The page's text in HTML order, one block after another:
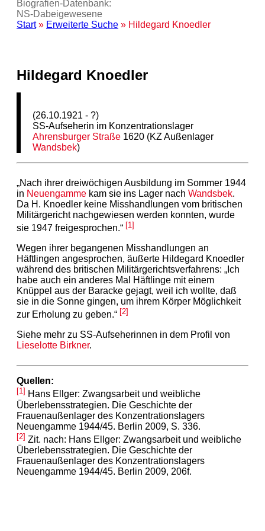
Biografien-Datenbank:
NS‑Dabeigewesene
Start» Erweiterte Suche » Hildegard Knoedler
Hildegard Knoedler
(26.10.1921 - ?)
SS-Aufseherin im Konzentrationslager
Ahrensburger Straße 1620 (KZ Außenlager
Wandsbek)
„Nach ihrer dreiwöchigen Ausbildung im Sommer 1944
in Neuengamme kam sie ins Lager nach Wandsbek.
Da H. Knoedler keine Misshandlungen vom britischen
Militärgericht nachgewiesen werden konnten, wurde
sie 1947 freigesprochen.“ [1]
Wegen ihrer begangenen Misshandlungen an
Häftlingen angesprochen, äußerte Hildegard Knoedler
während des britischen Militärgerichtsverfahrens: „Ich
habe auch ein anderes Mal Häftlinge mit einem
Knüppel aus der Baracke gejagt, weil ich wollte, daß
sie in die Sonne gingen, um ihrem Körper Möglichkeit
zur Erholung zu geben.“ [2]
Siehe mehr zu SS-Aufseherinnen in dem Profil von
Lieselotte Birkner.
Quellen:
[1] Hans Ellger: Zwangsarbeit und weibliche
Überlebensstrategien. Die Geschichte der
Frauenaußenlager des Konzentrationslagers
Neuengamme 1944/45. Berlin 2009, S. 336.
[2] Zit. nach: Hans Ellger: Zwangsarbeit und weibliche
Überlebensstrategien. Die Geschichte der
Frauenaußenlager des Konzentrationslagers
Neuengamme 1944/45. Berlin 2009, 206f.